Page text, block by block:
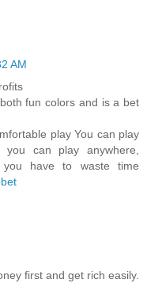
AM
fun colors and is a bet
play You can play
can play anywhere,
you have to waste time
first and get rich easily.